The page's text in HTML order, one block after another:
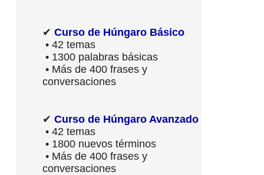
✔ Curso de Húngaro Básico
• 42 temas
• 1300 palabras básicas
• Más de 400 frases y
conversaciones
✔ Curso de Húngaro Avanzado
• 42 temas
• 1800 nuevos términos
• Más de 400 frases y
conversaciones